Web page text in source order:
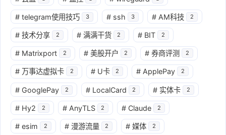
# telegram使用技巧 3 # ssh 3 # AM科技 2
# 技术分享 2 # 满满干货 2 # BIT 2
# Matrixport 2 # 美股开户 2 # 券商评测 2
# 万事达虚拟卡 2 # U卡 2 # ApplePay 2
# GooglePay 2 # LocalCard 2 # 实体卡 2
# Hy2 2 # AnyTLS 2 # Claude 2
# esim 2 # 漫游流量 2 # 媒体 2